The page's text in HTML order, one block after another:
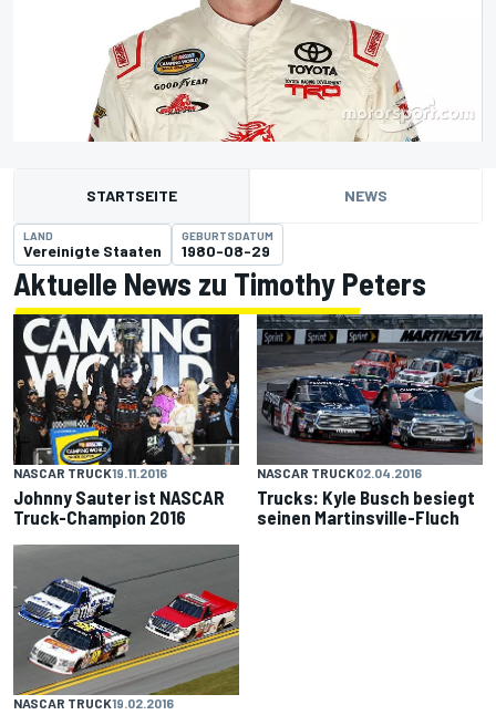
STARTSEITE NEWS
LAND
Vereinigte Staaten
GEBURTSDATUM
1980-08-29
Aktuelle News zu Timothy Peters
NASCAR TRUCK19.11.2016
Johnny Sauter ist NASCAR
Truck-Champion 2016
NASCAR TRUCK02.04.2016
Trucks: Kyle Busch besiegt
seinen Martinsville-Fluch
NASCAR TRUCK19.02.2016